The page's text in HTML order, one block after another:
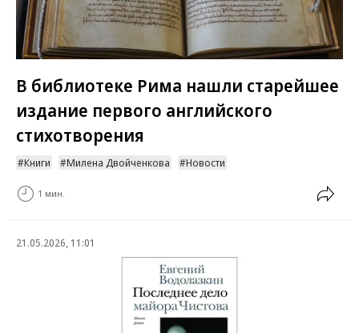
В библиотеке Рима нашли старейшее
издание первого английского
стихотворения
Книги Милена Двойченкова Новости
1 мин.
21.05.2026, 11:01